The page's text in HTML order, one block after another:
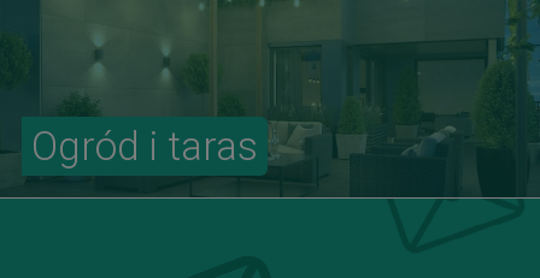
Ogród i taras